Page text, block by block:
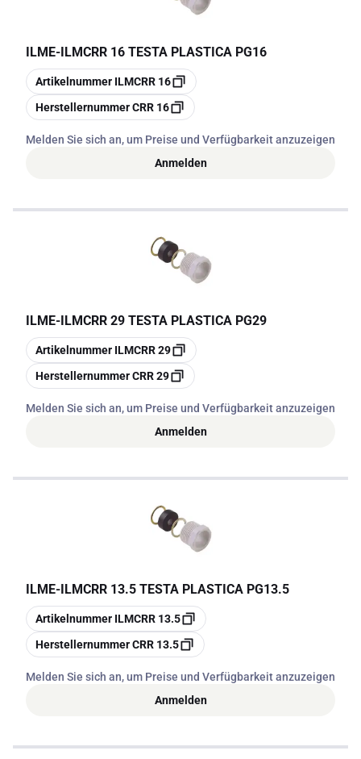
ILME-ILMCRR 16 TESTA PLASTICA PG16
Kopieren
Artikelnummer ILMCRR 16
Kopieren
HerstellernummerCRR 16
Melden Sie sich an, um Preise und Verfügbarkeit anzuzeigen
Anmelden
ILME-ILMCRR 29 TESTA PLASTICA PG29
Kopieren
Artikelnummer ILMCRR 29
Kopieren
HerstellernummerCRR 29
Melden Sie sich an, um Preise und Verfügbarkeit anzuzeigen
Anmelden
ILME-ILMCRR 13.5 TESTA PLASTICA PG13.5
Kopieren
Artikelnummer ILMCRR 13.5
Kopieren
HerstellernummerCRR 13.5
Melden Sie sich an, um Preise und Verfügbarkeit anzuzeigen
Anmelden